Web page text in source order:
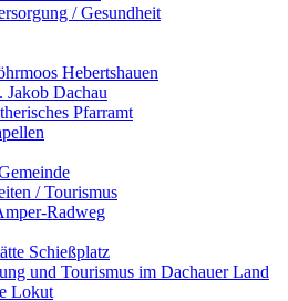
/ Gesundheit
Hebertshauen
Jakob Dachau
Pfarramt
/ Tourismus
Radweg
Schießplatz
und Tourismus im Dachauer Land
Lokut